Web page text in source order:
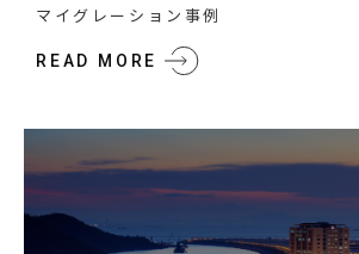
マイグレーション事例
READ MORE